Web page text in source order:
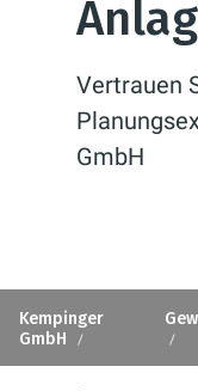
Vertrauen
GmbH
Kempinger
GmbH